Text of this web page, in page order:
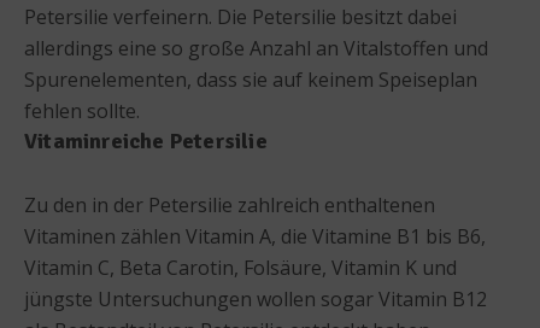
Petersilie verfeinern. Die Petersilie besitzt dabei
allerdings eine so große Anzahl an Vitalstoffen und
Spurenelementen, dass sie auf keinem Speiseplan
fehlen sollte.
Vitaminreiche Petersilie
Zu den in der Petersilie zahlreich enthaltenen
Vitaminen zählen Vitamin A, die Vitamine B1 bis B6,
Vitamin C, Beta Carotin, Folsäure, Vitamin K und
jüngste Untersuchungen wollen sogar Vitamin B12